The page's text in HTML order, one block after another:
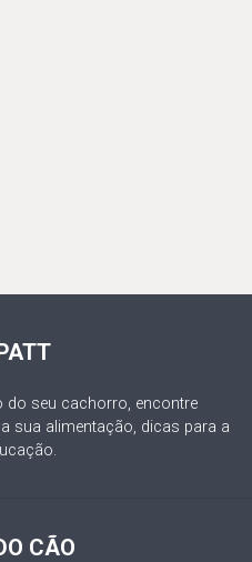
seu cachorro, encontre
sua alimentação, dicas para a
CÃO